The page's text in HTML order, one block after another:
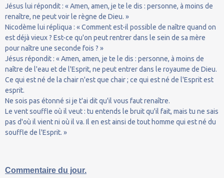
Jésus lui répondit : « Amen, amen, je te le dis : personne, à moins de
renaître, ne peut voir le règne de Dieu. »
Nicodème lui répliqua : « Comment est-il possible de naître quand on
est déjà vieux ? Est-ce qu'on peut rentrer dans le sein de sa mère
pour naître une seconde fois ? »
Jésus répondit : « Amen, amen, je te le dis : personne, à moins de
naître de l'eau et de l'Esprit, ne peut entrer dans le royaume de Dieu.
Ce qui est né de la chair n'est que chair ; ce qui est né de l'Esprit est
esprit.
Ne sois pas étonné si je t'ai dit qu'il vous faut renaître.
Le vent souffle où il veut : tu entends le bruit qu'il fait, mais tu ne sais
pas d'où il vient ni où il va. Il en est ainsi de tout homme qui est né du
souffle de l'Esprit. »
Commentaire du jour.